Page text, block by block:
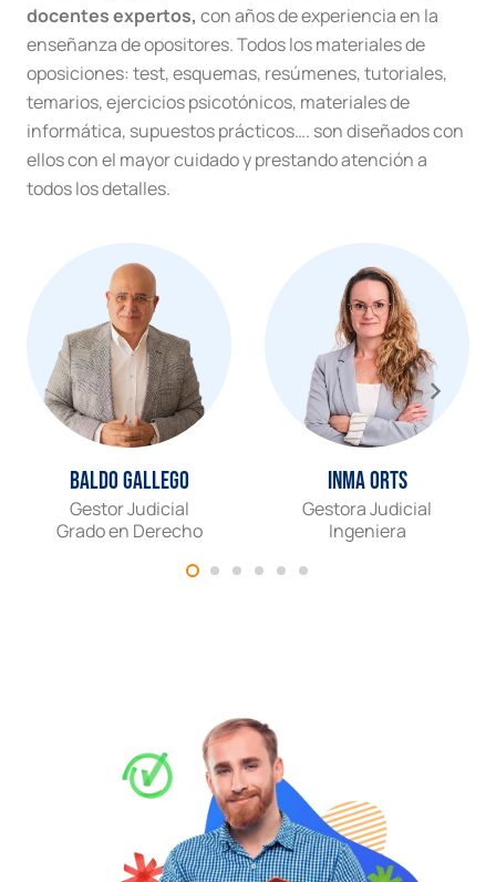
docentes expertos, con años de experiencia en la
enseñanza de opositores. Todos los materiales de
oposiciones: test, esquemas, resúmenes, tutoriales,
temarios, ejercicios psicotónicos, materiales de
informática, supuestos prácticos…. son diseñados con
ellos con el mayor cuidado y prestando atención a
todos los detalles.
Baldo Gallego
Gestor Judicial
Grado en Derecho
Inma Orts
Gestora Judicial
Ingeniera